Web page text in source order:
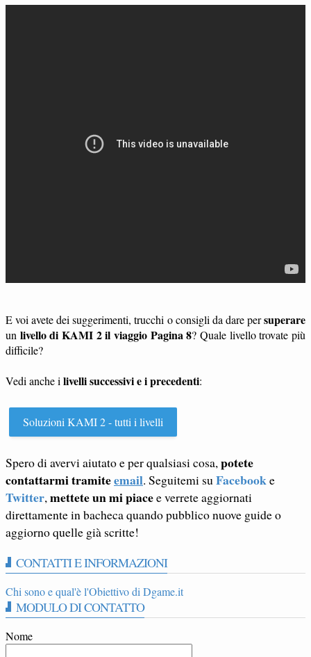
E voi avete dei suggerimenti, trucchi o consigli da dare persuperare
un livello di KAMI 2 il viaggio Pagina 8? Quale livello trovate più
difficile?
Vedi anche i livelli successivi e i precedenti:
Soluzioni KAMI 2 - tutti i livelli
Spero di avervi aiutato e per qualsiasi cosa, potete
contattarmi tramiteemail. Seguitemi su Facebooke
Twitter, mettete un mi piacee verrete aggiornati
direttamente in bacheca quando pubblico nuove guide o
aggiorno quelle già scritte!
CONTATTI E INFORMAZIONI
Chi sono e qual'è l'Obiettivo di Dgame.it
MODULO DI CONTATTO
Nome